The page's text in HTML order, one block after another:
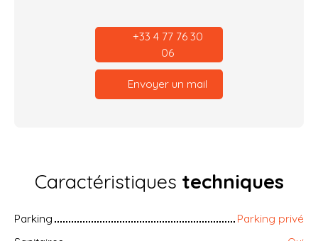
+33 4 77 76 30
06
Envoyer un mail
Caractéristiques techniques
Parking
Parking privé